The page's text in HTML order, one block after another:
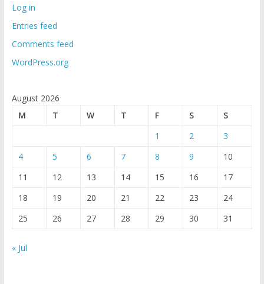
Log in
Entries feed
Comments feed
WordPress.org
August 2026
M
T W T F S
S
1
2
3
4
5 6 7 8 9
10
11
12 13 14 15 16
17
18
19 20 21 22 23
24
25
26 27 28 29 30 31
« Jul